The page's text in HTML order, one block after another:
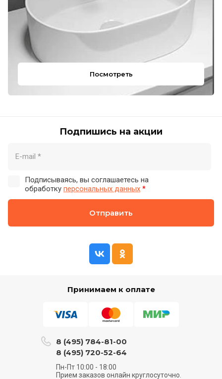
Посмотреть
Подпишись на акции
Подписываясь, вы соглашаетесь на
обработку персональных данных *
Отправить
Принимаем к оплате
8 (495) 784-81-00
8 (495) 720-52-64
Пн-Пт 10:00 - 18:00
Прием заказов онлайн круглосуточно.